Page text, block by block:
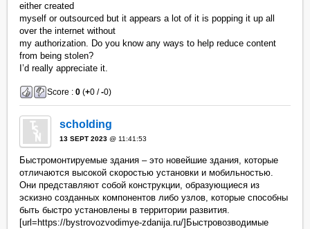
either created
myself or outsourced but it appears a lot of it is popping it up all
over the internet without
my authorization. Do you know any ways to help reduce content
from being stolen?
I’d really appreciate it.
Score :0 (+0 /-0)
scholding
13 SEPT 2023 @ 11:41:53
Быстромонтируемые здания – это новейшие здания, которые
отличаются высокой скоростью установки и мобильностью.
Они представляют собой конструкции, образующиеся из
эскизно созданных компонентов либо узлов, которые способны
быть быстро установлены в территории развития.
[url=https://bystrovozvodimye-zdanija.ru/]Быстровозводимые